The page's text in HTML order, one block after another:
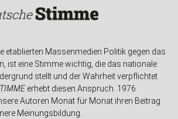
etablierten Massenmedien Politik gegen das
ist eine Stimme wichtig, die das nationale
stellt und der Wahrheit verpflichtet
erhebt diesen Anspruch. 1976
Autoren Monat für Monat ihren Beitrag
Meinungsbildung.